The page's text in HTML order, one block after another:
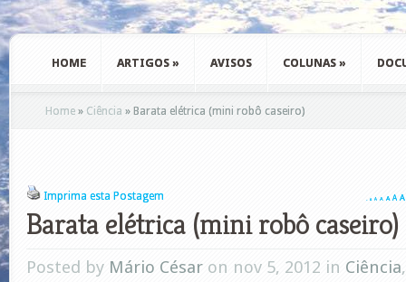
HOME ARTIGOS » AVISOS COLUNAS »
Home » Ciência » Barata elétrica (mini robô caseiro)
Imprima esta Postagem A A A A A A A
Barata elétrica (mini robô caseiro)
Posted by Mário César on nov 5, 2012 in Ciência